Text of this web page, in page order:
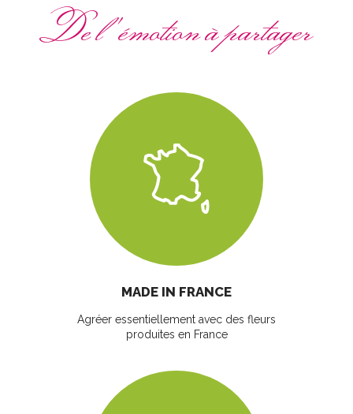
De l'émotion à partager
MADE IN FRANCE
Agréer essentiellement avec des fleurs
produites en France